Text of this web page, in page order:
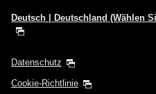
Deutsch | Deutschland (Wählen
Datenschutz
Cookie-Richtlinie